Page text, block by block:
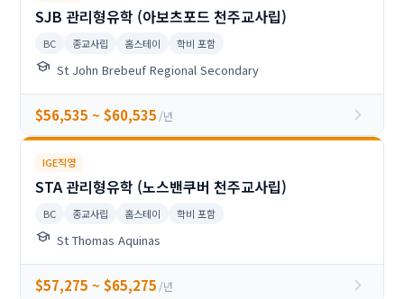
SJB 관리형유학 (아보츠포드 천주교사립)
BC 종교사립 홈스테이 학비 포함
school St John Brebeuf Regional Secondary
$56,535 ~ $60,535 /년 chevron_right
IGE직영
STA 관리형유학 (노스밴쿠버 천주교사립)
BC 종교사립 홈스테이 학비 포함
school St Thomas Aquinas
$57,275 ~ $65,275 /년 chevron_right